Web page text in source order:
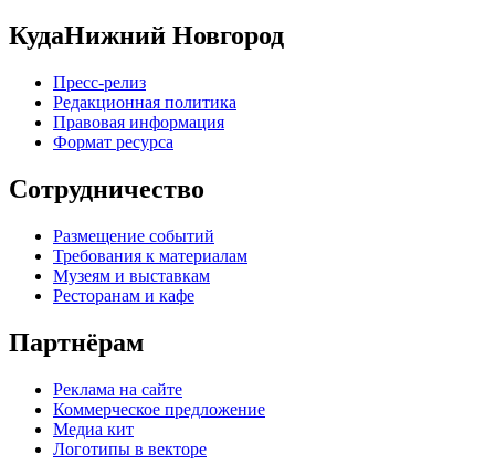
КудаНижний Новгород
Пресс-релиз
Редакционная политика
Правовая информация
Формат ресурса
Сотрудничество
Размещение событий
Требования к материалам
Музеям и выставкам
Ресторанам и кафе
Партнёрам
Реклама на сайте
Коммерческое предложение
Медиа кит
Логотипы в векторе